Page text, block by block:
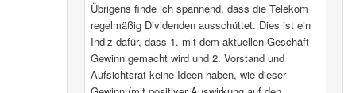
Übrigens finde ich spannend, dass die Telekom
regelmäßig Dividenden ausschüttet. Dies ist ein
Indiz dafür, dass 1. mit dem aktuellen Geschäft
Gewinn gemacht wird und 2. Vorstand und
Aufsichtsrat keine Ideen haben, wie dieser